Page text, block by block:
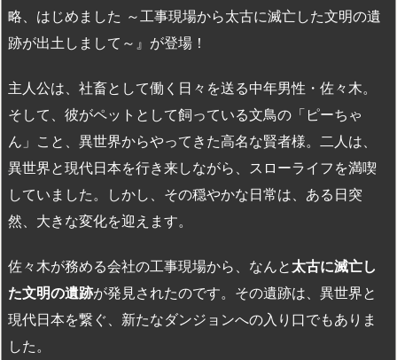
略、はじめました ～工事現場から太古に滅亡した文明の遺
跡が出土しまして～』が登場！
主人公は、社畜として働く日々を送る中年男性・佐々木。
そして、彼がペットとして飼っている文鳥の「ピーちゃ
ん」こと、異世界からやってきた高名な賢者様。二人は、
異世界と現代日本を行き来しながら、スローライフを満喫
していました。しかし、その穏やかな日常は、ある日突
然、大きな変化を迎えます。
佐々木が務める会社の工事現場から、なんと 太古に滅亡し
た文明の遺跡が発見されたのです。その遺跡は、異世界と
現代日本を繋ぐ、新たなダンジョンへの入り口でもありま
した。